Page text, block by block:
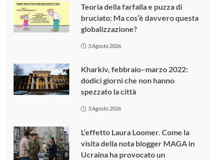
Teoria della farfalla e puzza di
bruciato: Ma cos’è davvero questa
globalizzazione?
3 Agosto 2026
Kharkiv, febbraio–marzo 2022:
dodici giorni che non hanno
spezzato la città
3 Agosto 2026
L’effetto Laura Loomer. Come la
visita della nota blogger MAGA in
Ucraina ha provocato un